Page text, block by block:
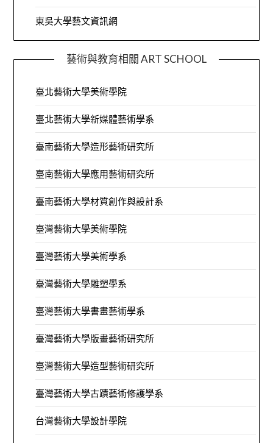
東吳大學藝文資訊網
藝術與教育相關 ART SCHOOL
臺北藝術大學美術學院
臺北藝術大學新媒體藝術學系
臺南藝術大學造形藝術研究所
臺南藝術大學應用藝術研究所
臺南藝術大學材質創作與設計系
臺灣藝術大學美術學院
臺灣藝術大學美術學系
臺灣藝術大學雕塑學系
臺灣藝術大學書畫藝術學系
臺灣藝術大學版畫藝術研究所
臺灣藝術大學造型藝術研究所
臺灣藝術大學古蹟藝術修護學系
台灣藝術大學設計學院